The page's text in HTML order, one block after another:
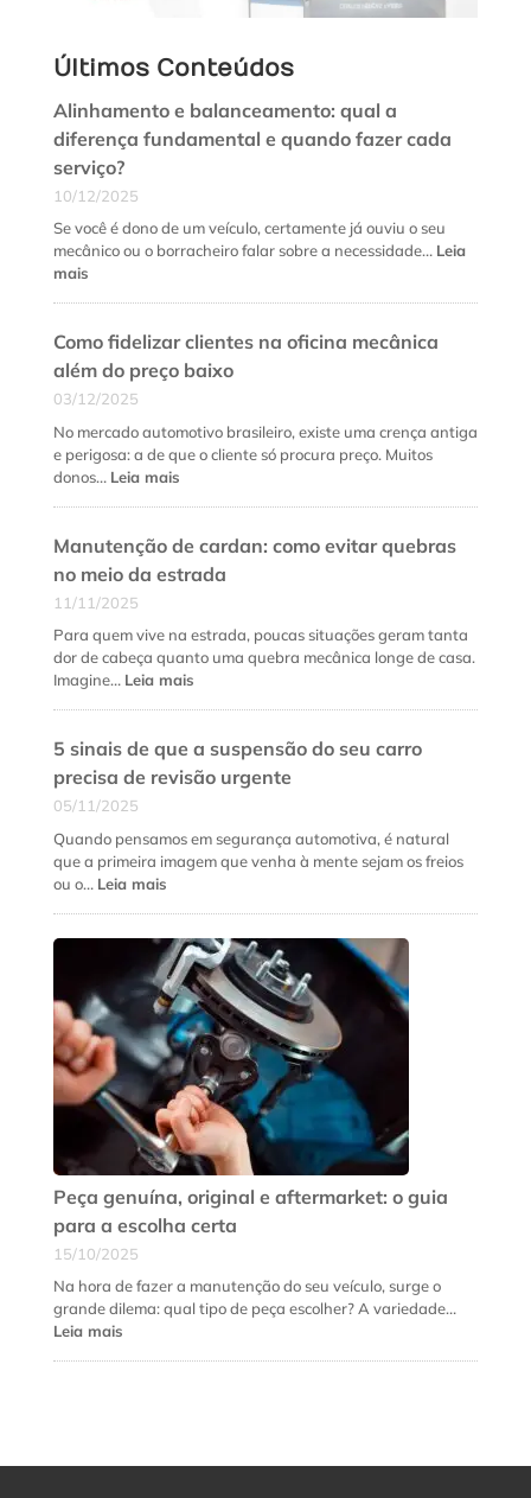
Últimos Conteúdos
Alinhamento e balanceamento: qual a
diferença fundamental e quando fazer cada
serviço?
10/12/2025
Se você é dono de um veículo, certamente já ouviu o seu
mecânico ou o borracheiro falar sobre a necessidade… Leia
mais:
balanceamento:
qual
diferença
fundamental
e
quando
serviço?
Como fidelizar clientes na oficina mecânica
além do preço baixo
03/12/2025
No mercado automotivo brasileiro, existe uma crença antiga
e perigosa: a de que o cliente só procura preço. Muitos
donos… Leia mais:
clientes
na
além
do
preço
Manutenção de cardan: como evitar quebras
no meio da estrada
11/11/2025
Para quem vive na estrada, poucas situações geram tanta
dor de cabeça quanto uma quebra mecânica longe de casa.
Imagine… Leia mais:
cardan:
como
no
meio
5 sinais de que a suspensão do seu carro
precisa de revisão urgente
05/11/2025
Quando pensamos em segurança automotiva, é natural
que a primeira imagem que venha à mente sejam os freios
ou o… Leia mais:
de
que
a
suspensão
do
seu
carro
precisa
de
revisão
urgente
Peça genuína, original e aftermarket: o guia
para a escolha certa
15/10/2025
Na hora de fazer a manutenção do seu veículo, surge o
grande dilema: qual tipo de peça escolher? A variedade…
Leia mais:
o